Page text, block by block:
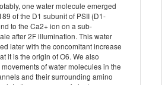
one water molecule emerged
of the D1 subunit of PSII (D1-
to the Ca2+ ion on a sub-
after 2F illumination. This water
later with the concomitant increase
it is the origin of O6. We also
of water molecules in the
and their surrounding amino